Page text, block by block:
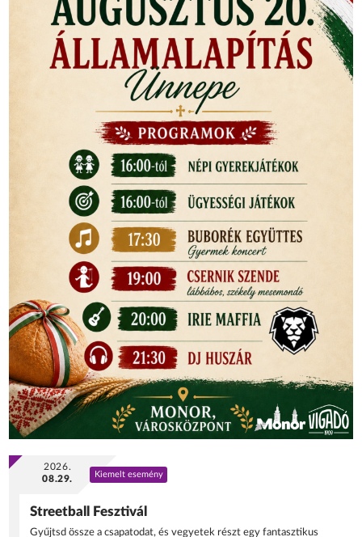
2026.
08.29.
Kiemelt esemény
Streetball Fesztivál
Gyűjtsd össze a csapatodat, és vegyetek részt egy fantasztikus